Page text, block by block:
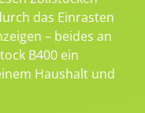
das Einrasten
– beides an
B400 ein
Haushalt und